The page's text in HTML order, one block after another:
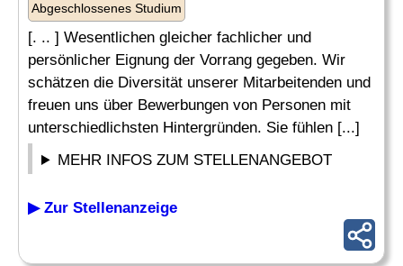
Abgeschlossenes Studium
[. .. ] Wesentlichen gleicher fachlicher und
persönlicher Eignung der Vorrang gegeben. Wir
schätzen die Diversität unserer Mitarbeitenden und
freuen uns über Bewerbungen von Personen mit
unterschiedlichsten Hintergründen. Sie fühlen [...]
MEHR INFOS ZUM STELLENANGEBOT
▶ Zur Stellenanzeige